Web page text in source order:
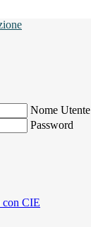
Nome Utente
Password
con CIE